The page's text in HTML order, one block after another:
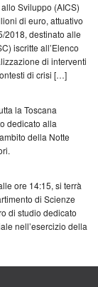
Sviluppo (AICS)
di euro, attuativo
2018, destinato alle
iscritte all’Elenco
di interventi
di crisi […]
la Toscana
dedicato alla
della Notte
ore 14:15, si terrà
di Scienze
di studio dedicato
nell’esercizio della